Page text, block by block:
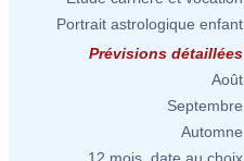
Portrait astrologique enfant
Prévisions détaillées
Août
Septembre
Automne